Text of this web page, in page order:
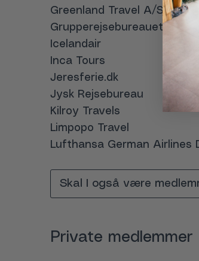
Greenland Travel A/S
Grupperejsebureauet
Icelandair
Inca Tours
Jeresferie.dk
Jysk Rejsebureau
Kilroy Travels
Limpopo Travel
Lufthansa German Airlines
Skal I også være
Private medlemmer